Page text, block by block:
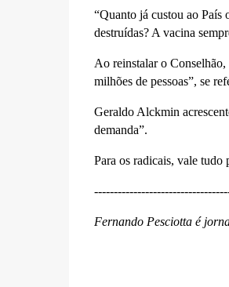
“Quanto já custou ao País
destruídas? A vacina
Ao reinstalar o
milhões de pessoas”, se
Geraldo Alckmin
demanda”.
Para os radicais, vale tudo
Fernando Pesciotta é